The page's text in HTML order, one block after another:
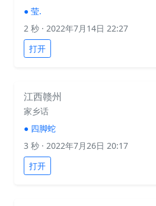
● 莹.
2 秒 · 2022年7月14日 22:27
打开
江西赣州
家乡话
● 四脚蛇
3 秒 · 2022年7月26日 20:17
打开